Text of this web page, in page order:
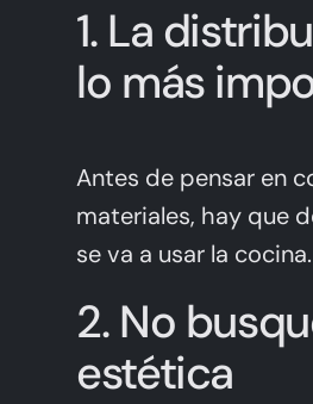
1. La
lo más
Antes de pensar en
materiales, hay que
se va a usar la cocina.
2. No
estética